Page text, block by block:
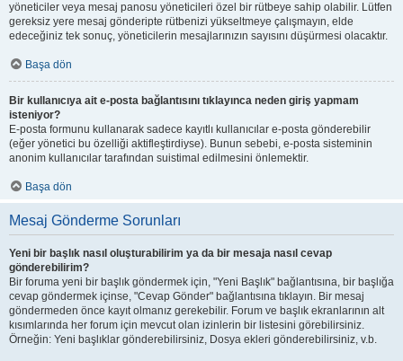
yöneticiler veya mesaj panosu yöneticileri özel bir rütbeye sahip olabilir. Lütfen
gereksiz yere mesaj gönderipte rütbenizi yükseltmeye çalışmayın, elde
edeceğiniz tek sonuç, yöneticilerin mesajlarınızın sayısını düşürmesi olacaktır.
Başa dön
Bir kullanıcıya ait e-posta bağlantısını tıklayınca neden giriş yapmam
isteniyor?
E-posta formunu kullanarak sadece kayıtlı kullanıcılar e-posta gönderebilir
(eğer yönetici bu özelliği aktifleştirdiyse). Bunun sebebi, e-posta sisteminin
anonim kullanıcılar tarafından suistimal edilmesini önlemektir.
Başa dön
Mesaj Gönderme Sorunları
Yeni bir başlık nasıl oluşturabilirim ya da bir mesaja nasıl cevap
gönderebilirim?
Bir foruma yeni bir başlık göndermek için, "Yeni Başlık" bağlantısına, bir başlığa
cevap göndermek içinse, "Cevap Gönder" bağlantısına tıklayın. Bir mesaj
göndermeden önce kayıt olmanız gerekebilir. Forum ve başlık ekranlarının alt
kısımlarında her forum için mevcut olan izinlerin bir listesini görebilirsiniz.
Örneğin: Yeni başlıklar gönderebilirsiniz, Dosya ekleri gönderebilirsiniz, v.b.